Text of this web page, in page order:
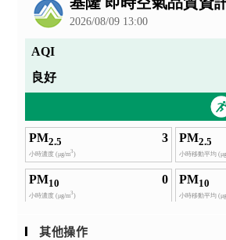
其他操作